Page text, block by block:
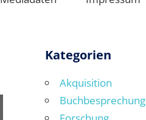
Kategorien
Akquisition
Buchbesprechung